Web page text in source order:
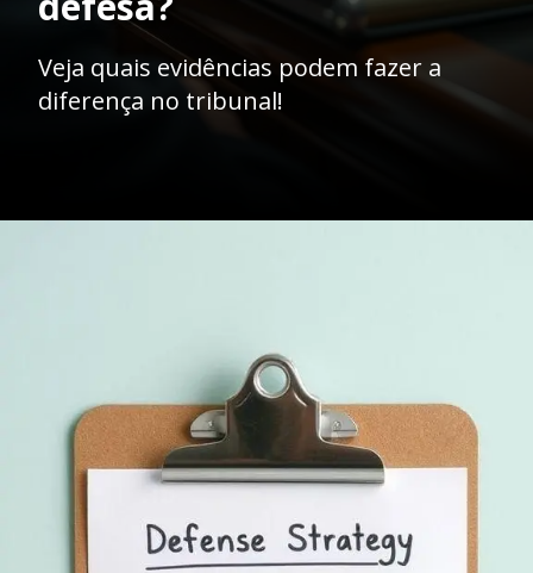
Veja quais evidências podem fazer a
diferença no tribunal!